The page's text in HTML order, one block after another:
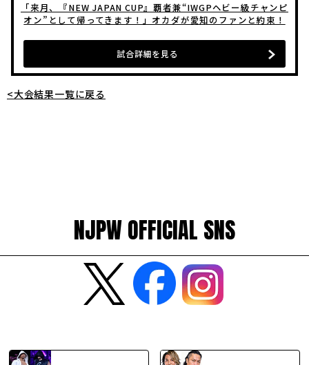
「来月、『NEW JAPAN CUP』覇者兼“IWGPヘビー級チャンピ
オン”として帰ってきます！」オカダが愛知のファンと約束！
試合詳細を見る
<大会結果一覧に戻る
NJPW OFFICIAL SNS